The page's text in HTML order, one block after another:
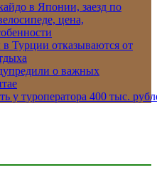
в Японии, заезд по
цена,
Турции отказываются от
о важных
у туроператора 400 тыс.